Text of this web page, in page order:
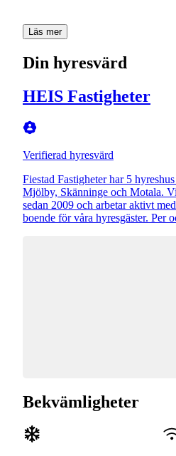
Läs mer
Din hyresvärd
HEIS Fastigheter
Verifierad hyresvärd
Fiestad Fastigheter har 5
Mjölby, Skänninge och Motala.
sedan 2009 och arbetar aktivt
boende för våra hyresgäster. Per
Bekvämligheter